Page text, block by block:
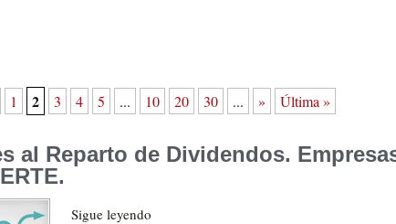
1 2 3 4 5 ... 10 20 30 ... » Última »
al Reparto de Dividendos.
Sigue leyendo